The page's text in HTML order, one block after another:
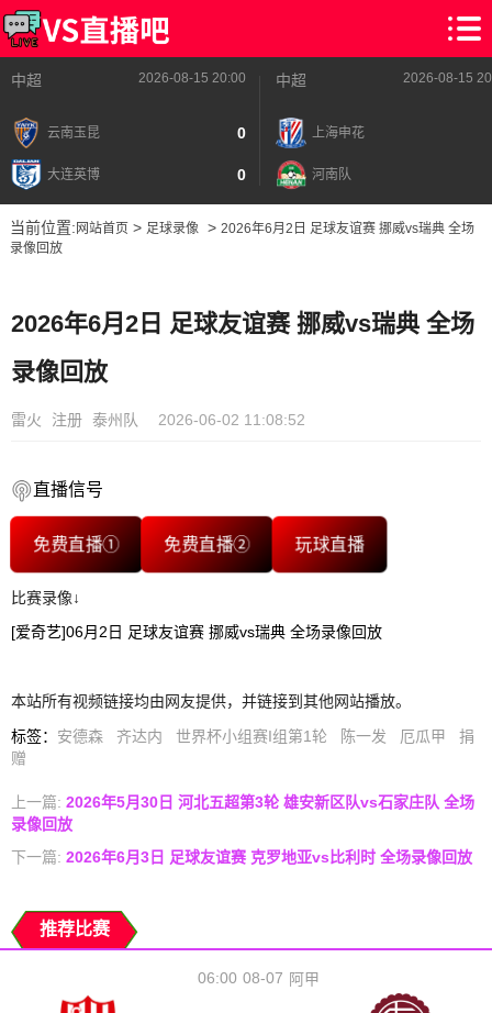
中超 2026-08-15 20:00
云南玉昆 0
大连英博 0
中超 2026-08-15
上海申花
河南队
当前位置: 网站首页> 足球录像 > 2026年6月2日 足球友谊赛 挪威vs瑞典 全场
录像回放
2026年6月2日 足球友谊赛 挪威vs瑞典 全场
录像回放
雷火 注册 泰州队 2026-06-02 11:08:52
直播信号
免费直播① 免费直播② 玩球直播
比赛录像↓
[爱奇艺]06月2日 足球友谊赛 挪威vs瑞典 全场录像回放
本站所有视频链接均由网友提供，并链接到其他网站播放。
标签： 安德森 齐达内 世界杯小组赛I组第1轮 陈一发 厄瓜甲
捐
赠
上一篇: 2026年5月30日 河北五超第3轮 雄安新区队vs石家庄队 全场
录像回放
下一篇: 2026年6月3日 足球友谊赛 克罗地亚vs比利时 全场录像回放
推荐比赛
08-07
06:00 阿甲